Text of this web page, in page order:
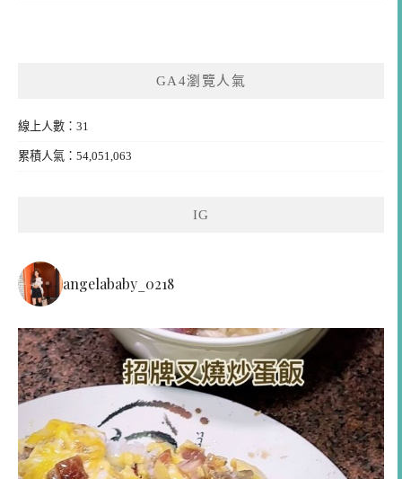
GA4瀏覽人氣
線上人數：31
累積人氣：54,051,063
IG
angelababy_0218